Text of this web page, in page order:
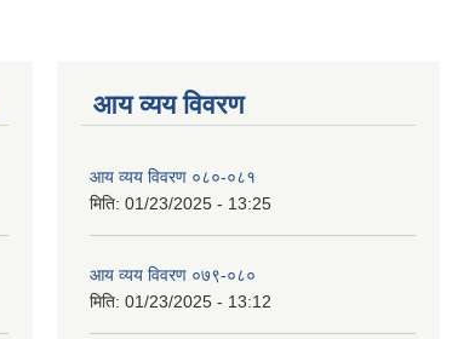
आय व्यय विवरण
आय व्यय विवरण ०८०-०८१
मिति: 01/23/2025 - 13:25
आय व्यय विवरण ०७९-०८०
मिति: 01/23/2025 - 13:12